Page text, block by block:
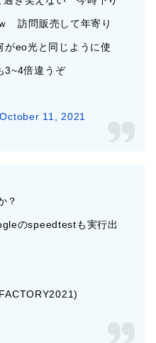
訪問販売して年寄り
eo光と同じように使
倍違うぞ
October 11, 2021
？
のspeedtestも実行出